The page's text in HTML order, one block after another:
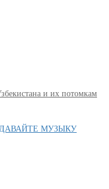
и их потомкам